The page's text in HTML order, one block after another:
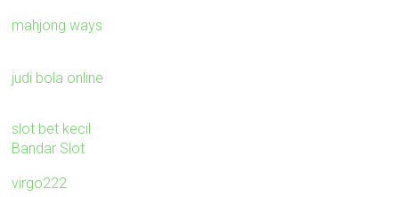
mahjong ways
judi bola online
slot bet kecil
Bandar Slot
virgo222